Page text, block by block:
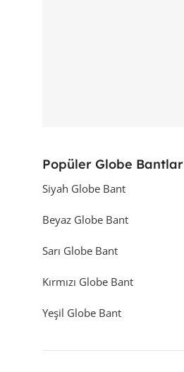
Popüler Globe Bantlar
Siyah Globe Bant
Beyaz Globe Bant
Sarı Globe Bant
Kırmızı Globe Bant
Yeşil Globe Bant